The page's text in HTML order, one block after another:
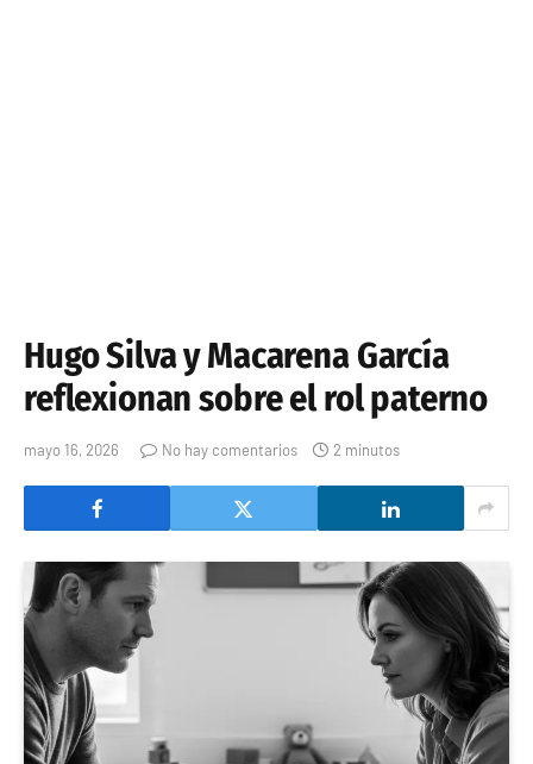
Hugo Silva y Macarena García
reflexionan sobre el rol paterno
mayo 16, 2026 No hay comentarios 2 minutos